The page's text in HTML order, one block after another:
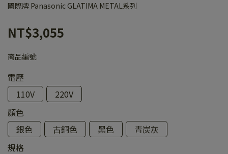
國際牌 Panasonic GLATIMA METAL系列
NT$3,055
商品編號:
電壓
110V
220V
顏色
銀色
古銅色 黑色
青炭灰
規格